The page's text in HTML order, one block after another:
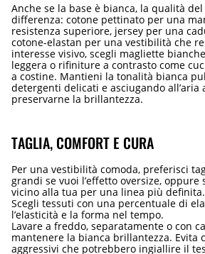
Anche se la base è bianca, la qualità
differenza: cotone pettinato per una
resistenza superiore, jersey per una
cotone-elastan per una vestibilità che
interesse visivo, scegli magliette
leggera o rifiniture a contrasto come
a costine. Mantieni la tonalità bianca
detergenti delicati e asciugando all’aria
preservarne la brillantezza.
TAGLIA, COMFORT E CURA
Per una vestibilità comoda, preferisci
grandi se vuoi l’effetto oversize, oppure
vicino alla tua per una linea più definita.
Scegli tessuti con una percentuale di
l’elasticità e la forma nel tempo.
Lavare a freddo, separatamente o con
mantenere la bianca brillantezza. Evita
aggressivi che potrebbero ingiallire il